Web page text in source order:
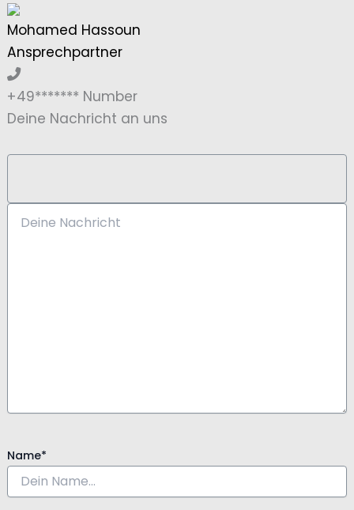
Mohamed Hassoun
Ansprechpartner
+49******* Number
Deine Nachricht an uns
Name*